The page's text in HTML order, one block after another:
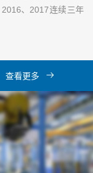
、2017连续三年
查看更多